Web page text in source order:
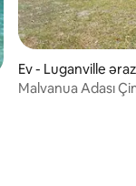
Ev - Luganville
Malvanua Adası